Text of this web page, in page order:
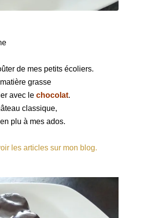
de mes petits écoliers.
grasse
avec le chocolat.
classique,
plu à mes ados.
les articles sur mon blog.